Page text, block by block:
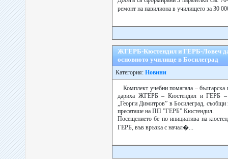
ремонт на павилиона в училището за 30
ЖГЕРБ-Кюстендил и ГЕРБ-Ловеч
основното училище в Босилеград
Категория: Новини
Комплект учебни помагала – българска
дариха ЖГЕРБ – Кюстендил и ГЕРБ –
„Георги Димитров” в Босилеград,
пресаташе на ПП ”ГЕРБ” Кюстендил.
Посещението бе по инициатива на
ГЕРБ, във връзка с начал�...